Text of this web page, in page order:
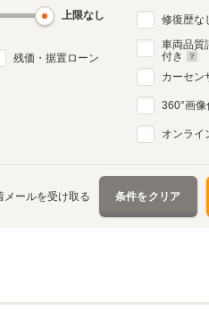
上限なし
残価・据置ローン
修復歴な
車両品質
付き
カーセン
360°画
オンライ
メールを受け取る 条件をクリア